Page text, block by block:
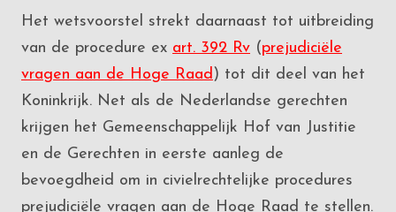
Het wetsvoorstel strekt daarnaast tot uitbreiding
van de procedure ex art. 392 Rv (prejudiciële
vragen aan de Hoge Raad) tot dit deel van het
Koninkrijk. Net als de Nederlandse gerechten
krijgen het Gemeenschappelijk Hof van Justitie
en de Gerechten in eerste aanleg de
bevoegdheid om in civielrechtelijke procedures
prejudiciële vragen aan de Hoge Raad te stellen.